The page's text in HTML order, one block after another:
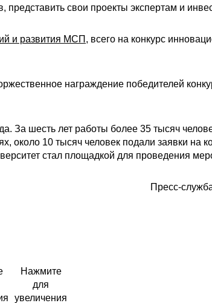
свои проекты экспертам и
и развития МСП , всего на конкурс
награждение победителей
За шесть лет работы более 35 тысяч
около 10 тысяч человек подали заявки на
стал площадкой для проведения
Пресс-
Нажмите
для
увеличения